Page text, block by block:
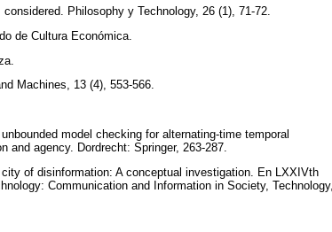
Philosophy y Technology, 26 (1), 71-72.
de Cultura Económica.
Machines, 13 (4), 553-566.
model checking for alternating-time temporal
agency. Dordrecht: Springer, 263-287.
of disinformation: A conceptual investigation. En LXXIVth
Communication and Information in Society, Technology,